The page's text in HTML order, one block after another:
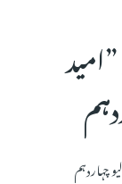
چہاردہم